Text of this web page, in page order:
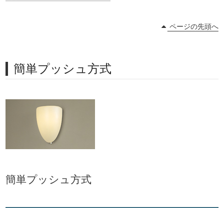
ページの先頭へ
簡単プッシュ方式
簡単プッシュ方式